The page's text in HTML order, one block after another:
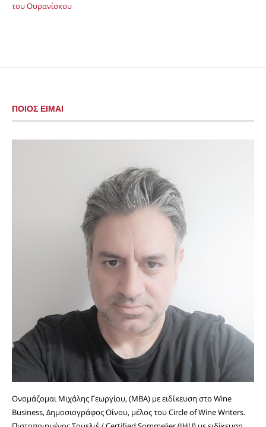
του Ουρανίσκου
ΠΟΙΟΣ ΕΙΜΑΙ
Ονομάζομαι Μιχάλης Γεωργίου, (MBA) με ειδίκευση στο Wine
Business, Δημοσιογράφος Οίνου, μέλος του Circle of Wine Writers.